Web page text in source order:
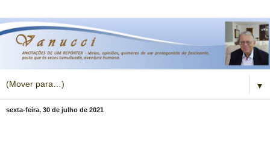
▼
sexta-feira, 30 de julho de 2021